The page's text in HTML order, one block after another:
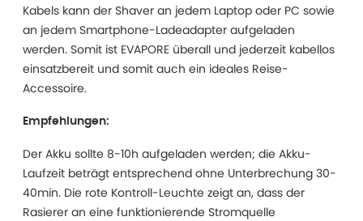
Kabels kann der Shaver an jedem Laptop oder PC sowie
an jedem Smartphone-Ladeadapter aufgeladen
werden. Somit ist EVAPORE überall und jederzeit kabellos
einsatzbereit und somit auch ein ideales Reise-
Accessoire.
Empfehlungen:
Der Akku sollte 8-10h aufgeladen werden; die Akku-
Laufzeit beträgt entsprechend ohne Unterbrechung 30-
40min. Die rote Kontroll-Leuchte zeigt an, dass der
Rasierer an eine funktionierende Stromquelle